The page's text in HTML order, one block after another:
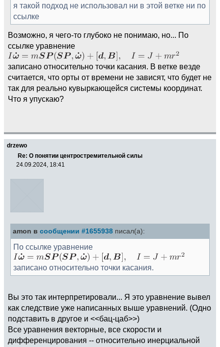
я такой подход не использовал ни в этой ветке ни по
ссылке
Возможно, я чего-то глубоко не понимаю, но... По
ссылке уравнение
записано относительно точки касания. В ветке везде
считается, что орты от времени не зависят, что будет не
так для реально кувыркающейся системы координат.
Что я упускаю?
drzewo
Re: О понятии центростремительной силы
24.09.2024, 18:41
amon в сообщении #1655938 писал(а):
По ссылке уравнение
записано относительно точки касания.
Вы это так интерпретировали... Я это уравнение вывел
как следствие уже написанных выше уравнений. (Одно
подставить в другое и <<бац-цаб>>)
Все уравнения векторные, все скорости и
дифференцирования -- относительно инерциальной